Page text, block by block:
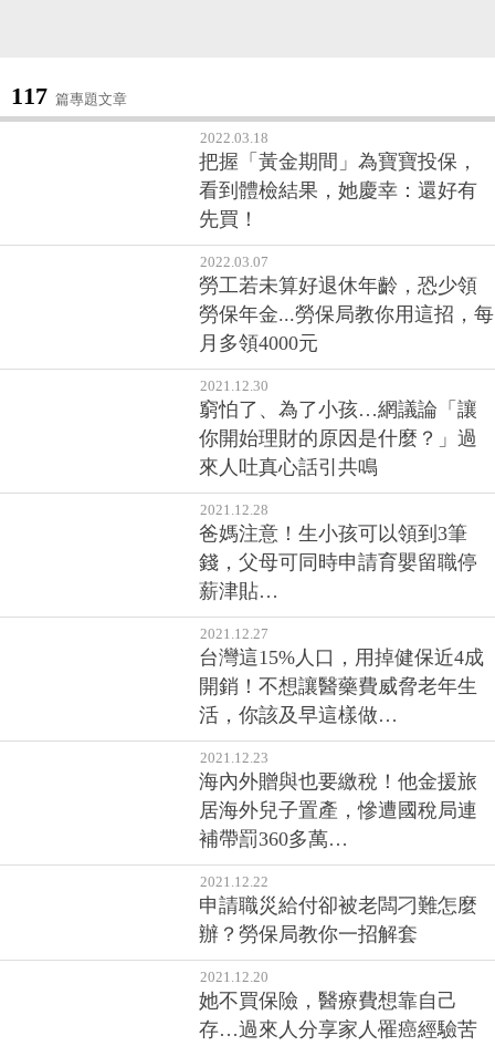
117 篇專題文章
2022.03.18
把握「黃金期間」為寶寶投保，
看到體檢結果，她慶幸：還好有
先買！
2022.03.07
勞工若未算好退休年齡，恐少領
勞保年金...勞保局教你用這招，每
月多領4000元
2021.12.30
窮怕了、為了小孩…網議論「讓
你開始理財的原因是什麼？」過
來人吐真心話引共鳴
2021.12.28
爸媽注意！生小孩可以領到3筆
錢，父母可同時申請育嬰留職停
薪津貼…
2021.12.27
台灣這15%人口，用掉健保近4成
開銷！不想讓醫藥費威脅老年生
活，你該及早這樣做…
2021.12.23
海內外贈與也要繳稅！他金援旅
居海外兒子置產，慘遭國稅局連
補帶罰360多萬…
2021.12.22
申請職災給付卻被老闆刁難怎麼
辦？勞保局教你一招解套
2021.12.20
她不買保險，醫療費想靠自己
存…過來人分享家人罹癌經驗苦